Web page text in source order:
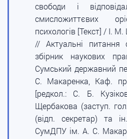
свободи і
смисложиттєвих
психологів [Текст] / І.
// Актуальні питання
збірник наукових
Сумський державний
С. Макаренка, Каф.
[редкол.: С. Б.
Щербакова (заступ.
(відп. секретар) та
СумДПУ ім. А. С.